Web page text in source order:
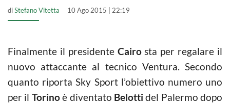
diStefano Vitetta 10 Ago 2015 | 22:19
Finalmente il presidente Cairosta per regalare il
nuovo attaccante al tecnico Ventura. Secondo
quanto riporta Sky Sport l’obiettivo numero uno
per il Torinoè diventato Belotti del Palermo dopo